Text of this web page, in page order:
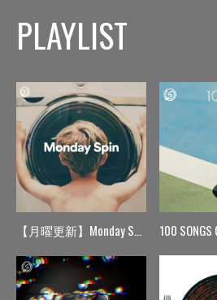
PLAYLIST
【月曜更新】Monday Spin 100